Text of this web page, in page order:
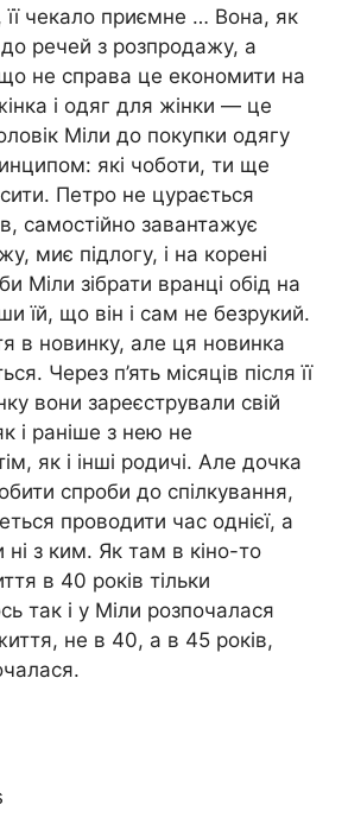
її чекало приємне … Вона, як
речей з розпродажу, а
не справа це економити на
і одяг для жінки — це
Міли до покупки одягу
які чоботи, ти ще
Петро не цурається
самостійно завантажує
миє підлогу, і на корені
Міли зібрати вранці обід на
їй, що він і сам не безрукий.
в новинку, але ця новинка
Через п’ять місяців після її
вони зареєстрували свій
і раніше з нею не
як і інші родичі. Але дочка
спроби до спілкування,
проводити час однієї, а
ні з ким. Як там в кіно-то
в 40 років тільки
так і у Міли розпочалася
не в 40, а в 45 років,